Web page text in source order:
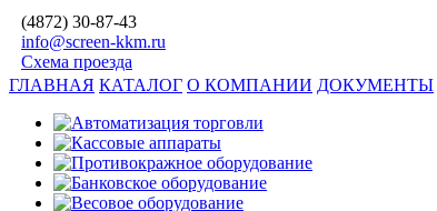
(4872) 30-87-43
info@screen-kkm.ru
Схема проезда
ГЛАВНАЯ КАТАЛОГ О КОМПАНИИ ДОКУМЕНТЫ